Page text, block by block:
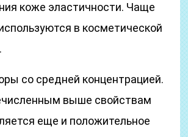
коже эластичности. Чаще
в косметической
со средней концентрацией.
выше свойствам
еще и положительное